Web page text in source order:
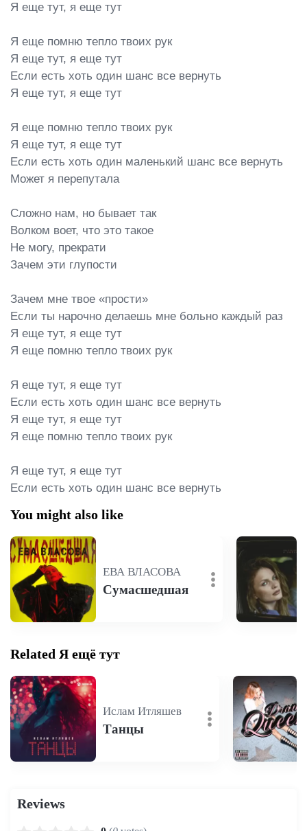
Я еще тут, я еще тут
Я еще помню тепло твоих рук
Я еще тут, я еще тут
Если есть хоть один шанс все вернуть
Я еще тут, я еще тут
Я еще помню тепло твоих рук
Я еще тут, я еще тут
Если есть хоть один маленький шанс все вернуть
Может я перепутала
Сложно нам, но бывает так
Волком воет, что это такое
Не могу, прекрати
Зачем эти глупости
Зачем мне твое «прости»
Если ты нарочно делаешь мне больно каждый раз
Я еще тут, я еще тут
Я еще помню тепло твоих рук
Я еще тут, я еще тут
Если есть хоть один шанс все вернуть
Я еще тут, я еще тут
Я еще помню тепло твоих рук
Я еще тут, я еще тут
Если есть хоть один шанс все вернуть
You might also like
ЕВА ВЛАСОВА
Сумасшедшая
Related Я ещё тут
Ислам Итляшев
Танцы
Reviews